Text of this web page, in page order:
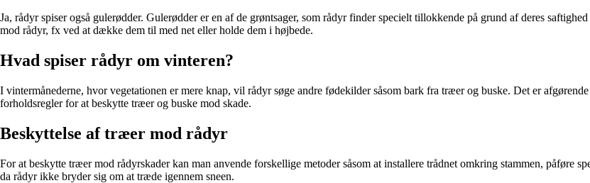
Ja, rådyr spiser også gulerødder. Gulerødder er en af de grøntsager, som rådyr finder specielt tillokkende på grund af deres
mod rådyr, fx ved at dække dem til med net eller holde dem i højbede.
Hvad spiser rådyr om vinteren?
I vintermånederne, hvor vegetationen er mere knap, vil rådyr søge andre fødekilder såsom bark fra træer og buske. Det er
forholdsregler for at beskytte træer og buske mod skade.
Beskyttelse af træer mod rådyr
For at beskytte træer mod rådyrskader kan man anvende forskellige metoder såsom at installere trådnet omkring stammen, påføre
da rådyr ikke bryder sig om at træde igennem sneen.